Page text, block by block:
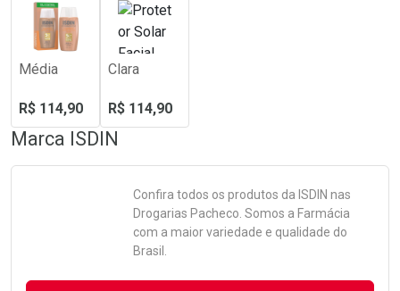
Média
R$ 114,90
Clara
R$ 114,90
Marca ISDIN
Confira todos os produtos da ISDIN nas
Drogarias Pacheco. Somos a Farmácia
com a maior variedade e qualidade do
Brasil.